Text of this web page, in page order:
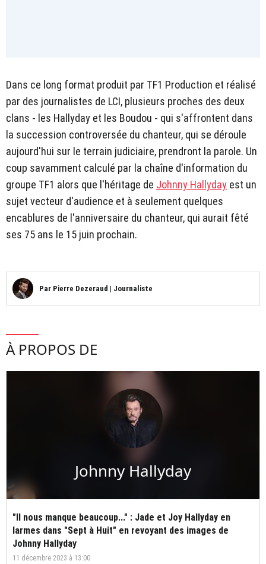
Dans ce long format produit par TF1 Production et réalisé
par des journalistes de LCI, plusieurs proches des deux
clans - les Hallyday et les Boudou - qui s'affrontent dans
la succession controversée du chanteur, qui se déroule
aujourd'hui sur le terrain judiciaire, prendront la parole. Un
coup savamment calculé par la chaîne d'information du
groupe TF1 alors que l'héritage de Johnny Hallyday est un
sujet vecteur d'audience et à seulement quelques
encablures de l'anniversaire du chanteur, qui aurait fêté
ses 75 ans le 15 juin prochain.
Par Pierre Dezeraud | Journaliste
À PROPOS DE
Johnny Hallyday
"Il nous manque beaucoup..." : Jade et Joy Hallyday en
larmes dans "Sept à Huit" en revoyant des images de
Johnny Hallyday
11 décembre 2023 à 13:00